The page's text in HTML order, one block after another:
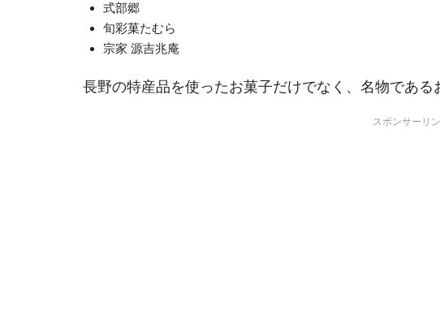
式部郷
旬彩菓たむら
宗家 源吉兆庵
長野の特産品を使ったお菓子だけでなく、名物である
スポンサーリ